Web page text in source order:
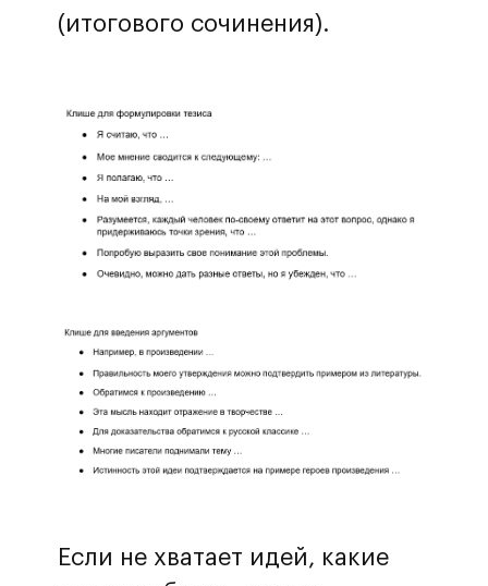
(итогового сочинения).
Если не хватает идей, какие
Нажимая на кнопку, вы принимаете
политику обработки данных и
даете согласие на обработку
персональных данных